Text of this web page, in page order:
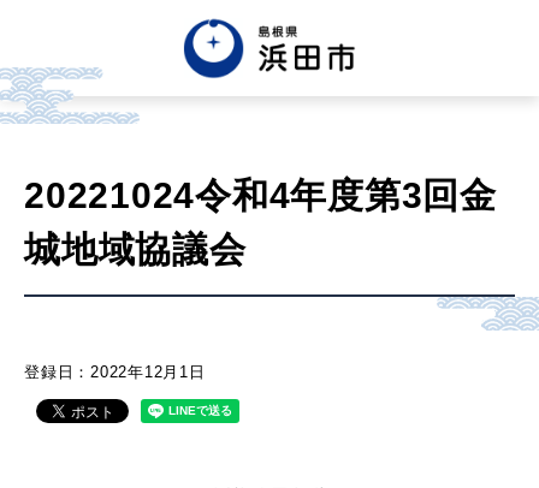
한글 Tiếng việt Tagalog
市政情報
くらし・手続き・
20221024令和4年度第3回金
城地域協議会
登録日：2022年12月1日